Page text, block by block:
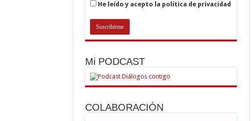
He leído y acepto la política de privacidad
Mi PODCAST
COLABORACIÓN